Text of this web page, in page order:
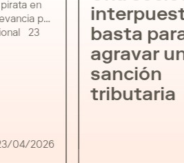
en
por
23
en […]
04/2026
basta
agravar
sanción
tributaria